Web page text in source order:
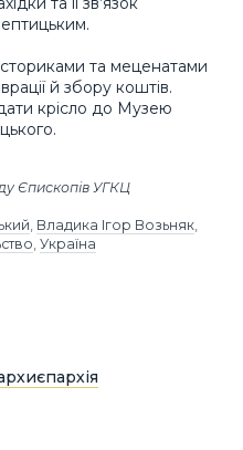
та меценатами
й збору коштів.
крісло до Музею
Єпископів УГКЦ
, Владика Ігор Возьняк,
, Україна